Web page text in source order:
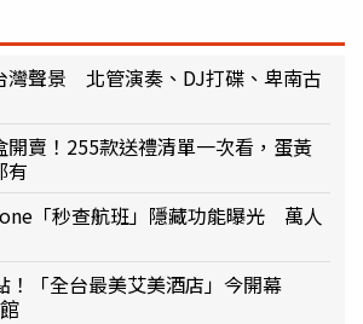
灣聲景 北管演奏、DJ打碟、卑南古
開賣！255款送禮清單一次看，蛋黃
有
「秒查航班」隱藏功能曝光 萬人
！「全台最美艾美酒店」今開幕